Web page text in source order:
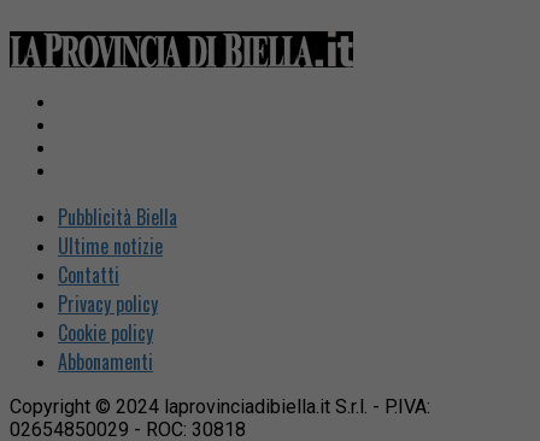
Pubblicità Biella
Ultime notizie
Contatti
Privacy policy
Cookie policy
Abbonamenti
Copyright © 2024 laprovinciadibiella.it S.r.l. - P.IVA:
02654850029 - ROC: 30818